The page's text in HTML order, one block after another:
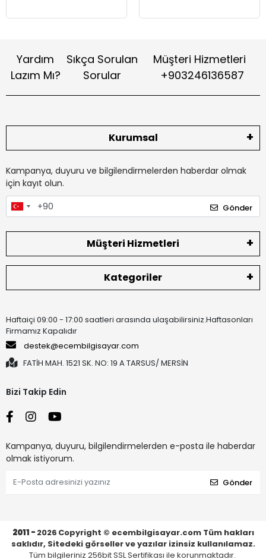
Yardım
Lazım Mı?
Sıkça Sorulan
Sorular
Müşteri Hizmetleri
+903246136587
Kurumsal
Kampanya, duyuru ve bilgilendirmelerden haberdar olmak
için kayıt olun.
Gönder
Müşteri Hizmetleri
Kategoriler
Haftaiçi 09:00 - 17:00 saatleri arasında ulaşabilirsiniz.Haftasonları
Firmamız Kapalıdır
destek@ecembilgisayar.com
FATİH MAH. 1521 SK. NO: 19 A TARSUS/ MERSİN
Bizi Takip Edin
Kampanya, duyuru, bilgilendirmelerden e-posta ile haberdar
olmak istiyorum.
Gönder
2011 - 2026 Copyright © ecembilgisayar.com Tüm hakları
saklıdır, Sitedeki görseller ve yazılar izinsiz kullanılamaz.
Tüm bilgileriniz 256bit SSL Sertifikası ile korunmaktadır.